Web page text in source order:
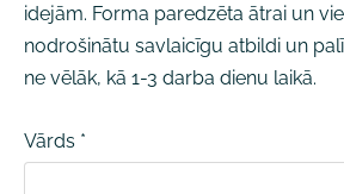
idejām. Forma paredzēta ātrai un
nodrošinātu savlaicīgu atbildi un
ne vēlāk, kā 1-3 darba dienu laikā.
Vārds *